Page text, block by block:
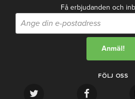
Få erbjudanden och
FÖLJ OSS